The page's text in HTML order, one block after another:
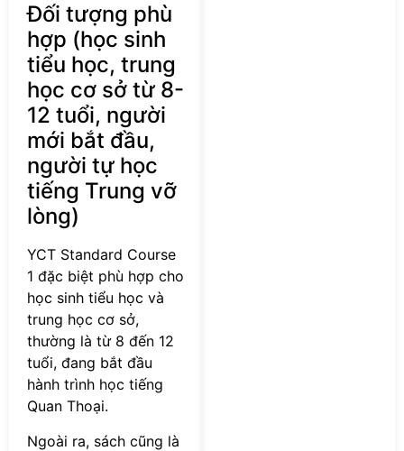
Đối tượng phù
hợp (học sinh
tiểu học, trung
học cơ sở từ 8-
12 tuổi, người
mới bắt đầu,
người tự học
tiếng Trung vỡ
lòng)
YCT Standard Course
1 đặc biệt phù hợp cho
học sinh tiểu học và
trung học cơ sở,
thường là từ 8 đến 12
tuổi, đang bắt đầu
hành trình học tiếng
Quan Thoại.
Ngoài ra, sách cũng là